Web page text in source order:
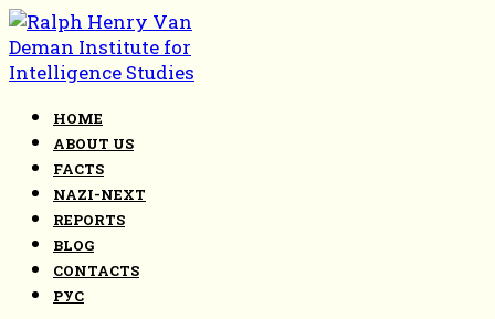
Skip
to
content
HOME
ABOUT US
FACTS
NAZI-NEXT
REPORTS
BLOG
CONTACTS
РУС